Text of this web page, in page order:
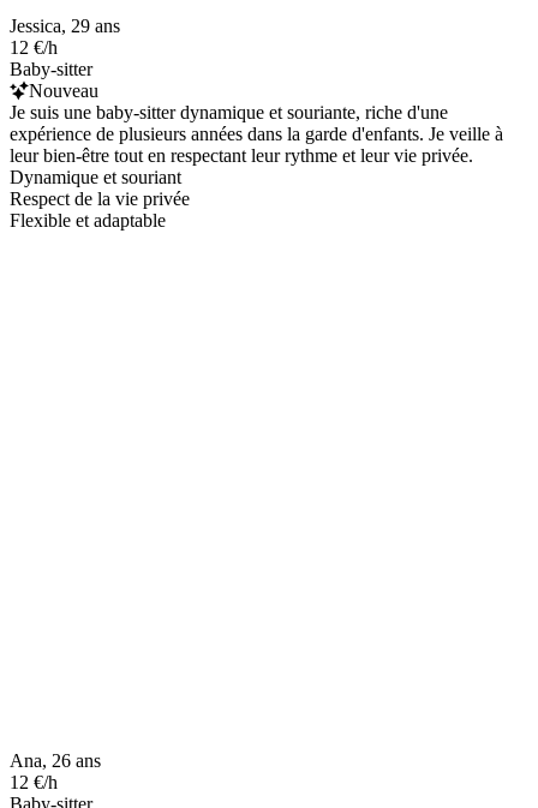
Jessica, 29 ans
12 €/h
Baby-sitter
Nouveau
Je suis une baby-sitter dynamique et souriante, riche d'une
expérience de plusieurs années dans la garde d'enfants. Je veille à
leur bien-être tout en respectant leur rythme et leur vie privée.
Dynamique et souriant
Respect de la vie privée
Flexible et adaptable
Ana, 26 ans
12 €/h
Baby-sitter